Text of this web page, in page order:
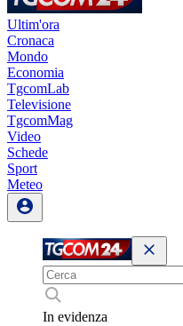
Ultim'ora
Cronaca
Mondo
Economia
TgcomLab
Televisione
TgcomMag
Video
Schede
Sport
Meteo
In evidenza